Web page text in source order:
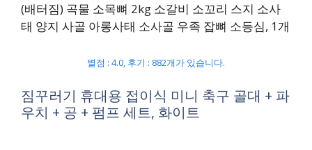
(배터짐) 곡물 소목뼈 2kg 소갈비 소꼬리 스지 소사
태 양지 사골 아롱사태 소사골 우족 잡뼈 소등심, 1개
별점 : 4.0, 후기 : 882개가 있습니다.
짐꾸러기 휴대용 접이식 미니 축구 골대 + 파
우치 + 공 + 펌프 세트, 화이트